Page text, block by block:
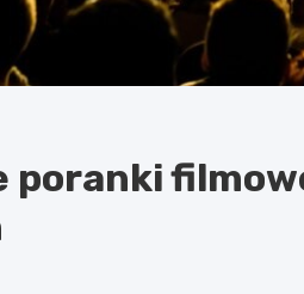
poranki